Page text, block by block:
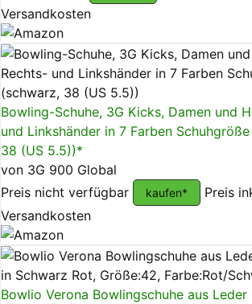
Versandkosten
Bowling-Schuhe, 3G Kicks, Damen und
und Linkshänder in 7 Farben
38 (US 5.5))*
von 3G 900 Global
Preis nicht verfügbar
kaufen*
Preis
Versandkosten
Bowlio Verona Bowlingschuhe aus